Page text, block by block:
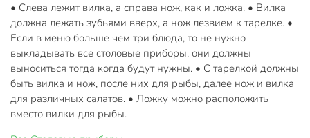
• Слева лежит вилка, а справа нож, как и ложка. • Вилка
должна лежать зубьями вверх, а нож лезвием к тарелке. •
Если в меню больше чем три блюда, то не нужно
выкладывать все столовые приборы, они должны
выноситься тогда когда будут нужны. • С тарелкой должны
быть вилка и нож, после них для рыбы, далее нож и вилка
для различных салатов. • Ложку можно расположить
вместо вилки для рыбы.